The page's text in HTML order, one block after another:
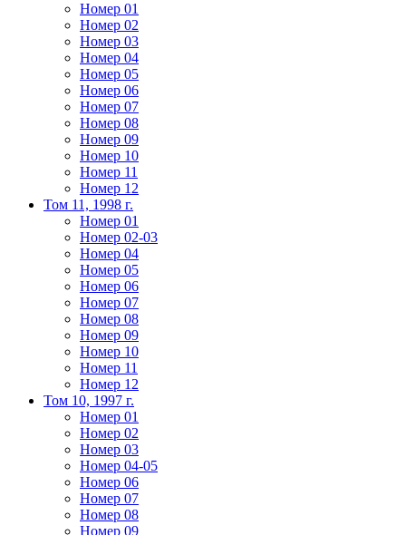
Номер 01
Номер 02
Номер 03
Номер 04
Номер 05
Номер 06
Номер 07
Номер 08
Номер 09
Номер 10
Номер 11
Номер 12
Том 11, 1998 г.
Номер 01
Номер 02-03
Номер 04
Номер 05
Номер 06
Номер 07
Номер 08
Номер 09
Номер 10
Номер 11
Номер 12
Том 10, 1997 г.
Номер 01
Номер 02
Номер 03
Номер 04-05
Номер 06
Номер 07
Номер 08
Номер 09